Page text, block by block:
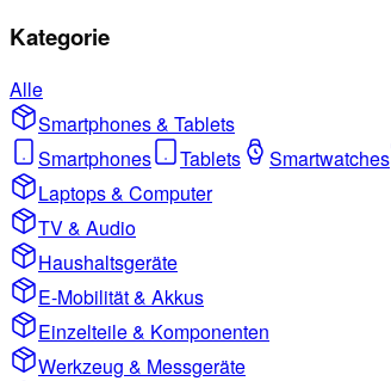
Kategorie
Alle
Smartphones & Tablets
Smartphones
Tablets Smartwatches
Laptops & Computer
TV & Audio
Haushaltsgeräte
E-Mobilität & Akkus
Einzelteile & Komponenten
Werkzeug & Messgeräte